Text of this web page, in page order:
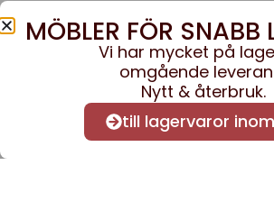
MÖBLER FÖR SNABB
Vi har mycket på
omgående
Nytt & återbruk.
till lagervaror